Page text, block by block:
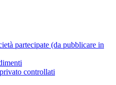
partecipate (da pubblicare in
controllati